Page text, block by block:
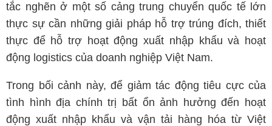
tắc nghẽn ở một số cảng trung chuyển quốc tế lớn
thực sự cần những giải pháp hỗ trợ trúng đích, thiết
thực để hỗ trợ hoạt động xuất nhập khẩu và hoạt
động logistics của doanh nghiệp Việt Nam.
Trong bối cảnh này, để giảm tác động tiêu cực của
tình hình địa chính trị bất ổn ảnh hưởng đến hoạt
động xuất nhập khẩu và vận tải hàng hóa từ Việt